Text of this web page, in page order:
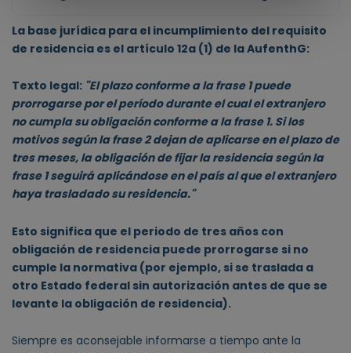
La base jurídica para el incumplimiento del requisito
de residencia es el artículo 12a (1) de la AufenthG:
Texto legal: "El plazo conforme a la frase 1 puede
prorrogarse por el período durante el cual el extranjero
no cumpla su obligación conforme a la frase 1. Si los
motivos según la frase 2 dejan de aplicarse en el plazo de
tres meses, la obligación de fijar la residencia según la
frase 1 seguirá aplicándose en el país al que el extranjero
haya trasladado su residencia."
Esto significa que el periodo de tres años con
obligación de residencia puede prorrogarse si no
cumple la normativa (por ejemplo, si se traslada a
otro Estado federal sin autorización antes de que se
levante la obligación de residencia).
Siempre es aconsejable informarse a tiempo ante la